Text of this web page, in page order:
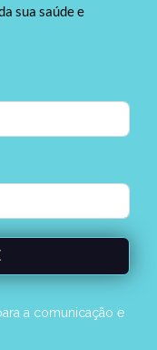
sua saúde e
a comunicação e